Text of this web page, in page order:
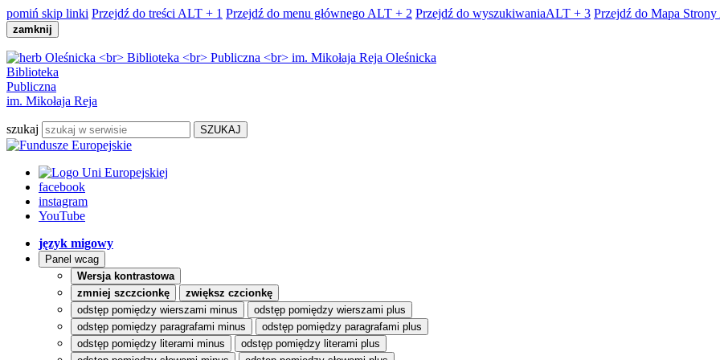
pomiń skip linki Przejdź do treści ALT + 1 Przejdź do menu głównego ALT + 2 Przejdź do wyszukiwaniaALT + 3 Przejdź do Mapa Strony
zamknij
Oleśnicka
Biblioteka
Publiczna
im. Mikołaja Reja
szukaj
facebook
instagram
YouTube
język migowy
Panel wcag
Wersja kontrastowa
zmniej szczcionkę
zwiększ czcionkę
odstęp pomiędzy wierszami minus
odstęp pomiędzy wierszami plus
odstęp pomiędzy paragrafami minus
odstęp pomiędzy paragrafami plus
odstęp pomiędzy literami minus
odstęp pomiędzy literami plus